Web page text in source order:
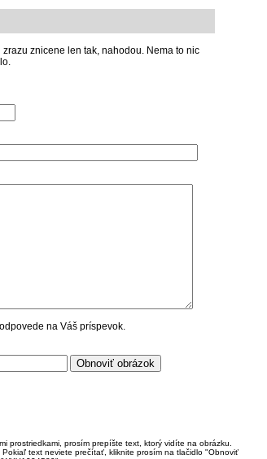
znicene len tak, nahodou. Nema to nic
na Váš príspevok.
prostriedkami, prosím prepíšte text, ktorý vidíte na obrázku.
text neviete prečítať, kliknite prosím na tlačidlo "Obnoviť